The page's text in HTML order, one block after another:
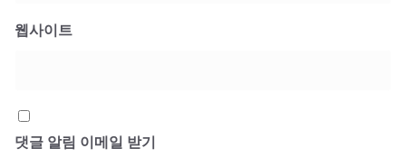
웹사이트
댓글 알림 이메일 받기